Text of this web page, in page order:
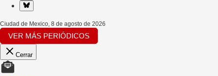
Ciudad de Mexico, 8 de agosto de 2026
VER MÁS PERIÓDICOS
Cerrar